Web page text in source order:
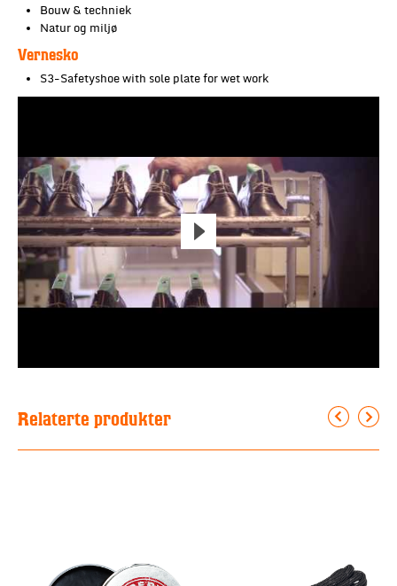
Bouw & techniek
Natur og miljø
Vernesko
S3-Safetyshoe with sole plate for wet work
Relaterte produkter